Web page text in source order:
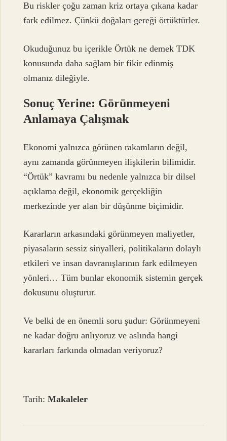
Bu riskler çoğu zaman kriz ortaya çıkana kadar
fark edilmez. Çünkü doğaları gereği örtüktürler.
Okuduğunuz bu içerikle Örtük ne demek TDK
konusunda daha sağlam bir fikir edinmiş
olmanız dileğiyle.
Sonuç Yerine: Görünmeyeni
Anlamaya Çalışmak
Ekonomi yalnızca görünen rakamların değil,
aynı zamanda görünmeyen ilişkilerin bilimidir.
“Örtük” kavramı bu nedenle yalnızca bir dilsel
açıklama değil, ekonomik gerçekliğin
merkezinde yer alan bir düşünme biçimidir.
Kararların arkasındaki görünmeyen maliyetler,
piyasaların sessiz sinyalleri, politikaların dolaylı
etkileri ve insan davranışlarının fark edilmeyen
yönleri… Tüm bunlar ekonomik sistemin gerçek
dokusunu oluşturur.
Ve belki de en önemli soru şudur: Görünmeyeni
ne kadar doğru anlıyoruz ve aslında hangi
kararları farkında olmadan veriyoruz?
Tarih:Makaleler